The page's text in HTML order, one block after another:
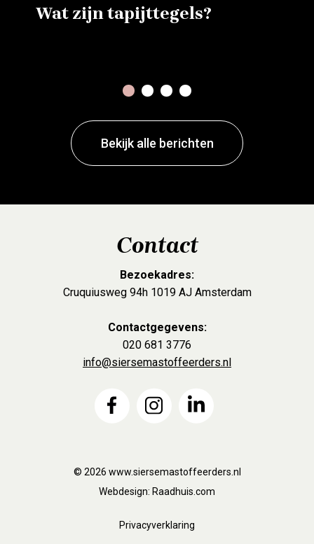
Wat zijn tapijttegels?
Bekijk alle berichten
Contact
Bezoekadres:
Cruquiusweg 94h 1019 AJ Amsterdam
Contactgegevens:
020 681 3776
info@siersemastoffeerders.nl
© 2026 www.siersemastoffeerders.nl
Webdesign: Raadhuis.com
Privacyverklaring